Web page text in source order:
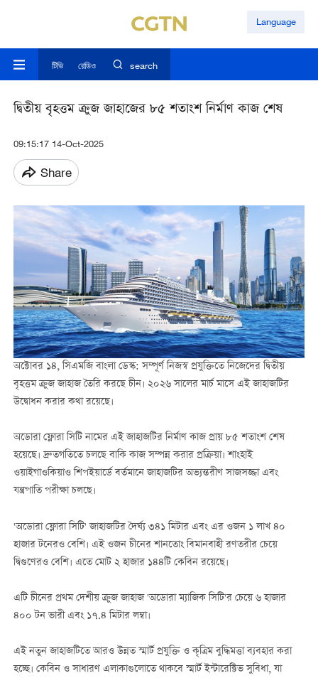
Language
টিভি রেডিও search
দ্বিতীয় বৃহত্তম ক্রুজ জাহাজের ৮৫ শতাংশ নির্মাণ কাজ শেষ
09:15:17 14-Oct-2025
Share
অক্টোবর ১৪, সিএমজি বাংলা ডেস্ক: সম্পূর্ণ নিজস্ব প্রযুক্তিতে নিজেদের দ্বিতীয়
বৃহত্তম ক্রুজ জাহাজ তৈরি করছে চীন। ২০২৬ সালের মার্চ মাসে এই জাহাজটির
উদ্বোধন করার কথা রয়েছে।
অডোরা ফ্লোরা সিটি নামের এই জাহাজটির নির্মাণ কাজ প্রায় ৮৫ শতাংশ শেষ
হয়েছে। দ্রুতগতিতে চলছে বাকি কাজ সম্পন্ন করার প্রক্রিয়া। শাংহাই
ওয়াইগাওকিয়াও শিপইয়ার্ডে বর্তমানে জাহাজটির অভ্যন্তরীণ সাজসজ্জা এবং
যন্ত্রপাতি পরীক্ষা চলছে।
'অডোরা ফ্লোরা সিটি' জাহাজটির দৈর্ঘ্য ৩৪১ মিটার এবং এর ওজন ১ লাখ ৪০
হাজার টনেরও বেশি। এই ওজন চীনের শানতোং বিমানবাহী রণতরীর চেয়ে
দ্বিগুণেরও বেশি। এতে মোট ২ হাজার ১৪৪টি কেবিন রয়েছে।
এটি চীনের প্রথম দেশীয় ক্রুজ জাহাজ 'অডোরা ম্যাজিক সিটি'র চেয়ে ৬ হাজার
৪০০ টন ভারী এবং ১৭.৪ মিটার লম্বা।
এই নতুন জাহাজটিতে আরও উন্নত স্মার্ট প্রযুক্তি ও কৃত্রিম বুদ্ধিমত্তা ব্যবহার করা
হচ্ছে। কেবিন ও সাধারণ এলাকাগুলোতে থাকবে স্মার্ট ইন্টারেক্টিভ সুবিধা, যা